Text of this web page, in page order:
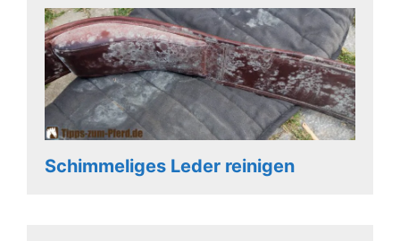
Schimmeliges Leder reinigen